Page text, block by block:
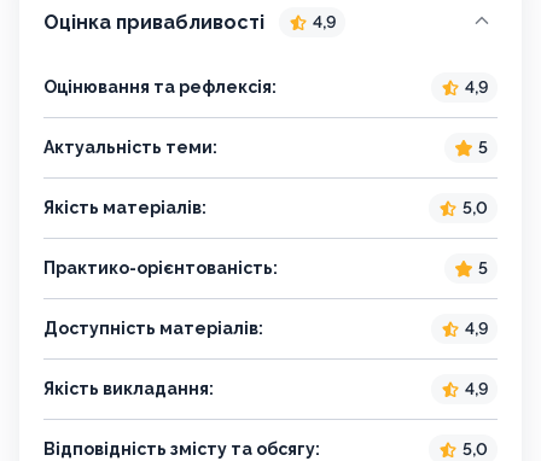
Оцінка привабливості 4,9
Оцінювання та рефлексія: 4,9
Актуальність теми: 5
Якість матеріалів: 5,0
Практико-орієнтованість: 5
Доступність матеріалів: 4,9
Якість викладання: 4,9
Відповідність змісту та обсягу: 5,0